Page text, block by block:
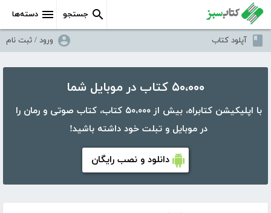
دسته‌ها جستجو
آپلود کتاب ورود / ثبت نام
۵۰،۰۰۰ کتاب در موبایل شما
با اپلیکیشن کتابراه، بیش از ۵۰،۰۰۰ کتاب، کتاب صوتی و رمان را
در موبایل و تبلت خود داشته باشید!
دانلود و نصب رایگان